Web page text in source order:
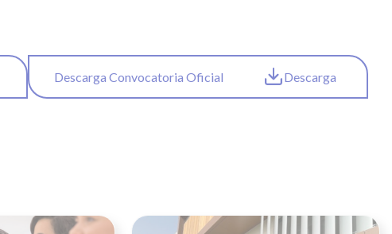
Descarga Convocatoria Oficial Descarga
Ver noticia Ver noticia